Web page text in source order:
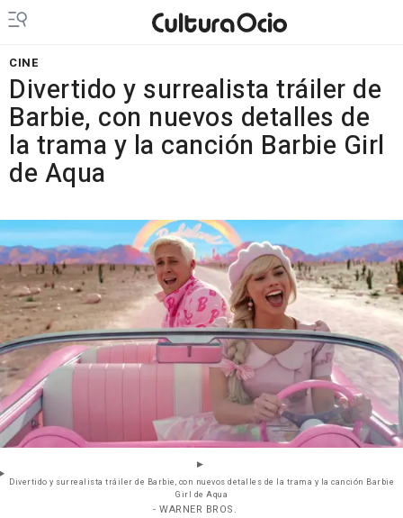
CINE
Divertido y surrealista tráiler de
Barbie, con nuevos detalles de
la trama y la canción Barbie Girl
de Aqua
Divertido y surrealista tráiler de Barbie, con nuevos detalles de la trama y la canción Barbie
Girl de Aqua
- WARNER BROS.